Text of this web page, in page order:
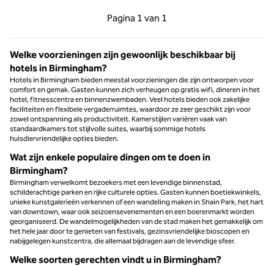
Pagina 1 van 1
Vorige pagina, 1 van 1
Pagina 1 van 1
Welke voorzieningen zijn gewoonlijk beschikbaar bij
hotels in Birmingham?
Hotels in Birmingham bieden meestal voorzieningen die zijn ontworpen voor
comfort en gemak. Gasten kunnen zich verheugen op gratis wifi, dineren in het
hotel, fitnesscentra en binnenzwembaden. Veel hotels bieden ook zakelijke
faciliteiten en flexibele vergaderruimtes, waardoor ze zeer geschikt zijn voor
zowel ontspanning als productiviteit. Kamerstijlen variëren vaak van
standaardkamers tot stijlvolle suites, waarbij sommige hotels
huisdiervriendelijke opties bieden.
Wat zijn enkele populaire dingen om te doen in
Birmingham?
Birmingham verwelkomt bezoekers met een levendige binnenstad,
schilderachtige parken en rijke culturele opties. Gasten kunnen boetiekwinkels,
unieke kunstgalerieën verkennen of een wandeling maken in Shain Park, het hart
van downtown, waar ook seizoensevenementen en een boerenmarkt worden
georganiseerd. De wandelmogelijkheden van de stad maken het gemakkelijk om
het hele jaar door te genieten van festivals, gezinsvriendelijke bioscopen en
nabijgelegen kunstcentra, die allemaal bijdragen aan de levendige sfeer.
Welke soorten gerechten vindt u in Birmingham?